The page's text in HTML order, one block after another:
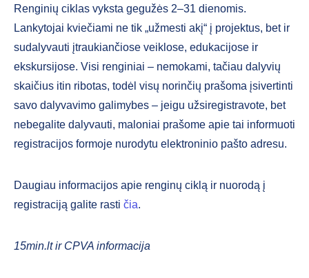
Renginių ciklas vyksta gegužės 2–31 dienomis.
Lankytojai kviečiami ne tik „užmesti akį“ į projektus, bet ir
sudalyvauti įtraukiančiose veiklose, edukacijose ir
ekskursijose. Visi renginiai – nemokami, tačiau dalyvių
skaičius itin ribotas, todėl visų norinčių prašoma įsivertinti
savo dalyvavimo galimybes – jeigu užsiregistravote, bet
nebegalite dalyvauti, maloniai prašome apie tai informuoti
registracijos formoje nurodytu elektroninio pašto adresu.
Daugiau informacijos apie renginų ciklą ir nuorodą į
registraciją galite rasti čia.
15min.lt ir CPVA informacija